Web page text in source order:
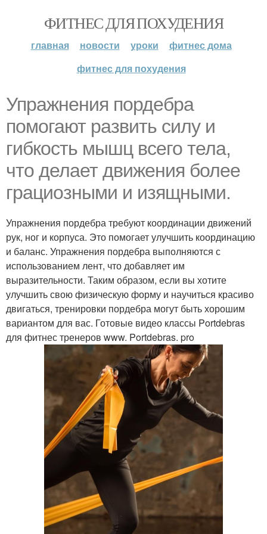
ФИТНЕС ДЛЯ ПОХУДЕНИЯ
главная новости уроки
фитнес дома
фитнес для похудения
Упражнения пордебра
помогают развить силу и
гибкость мышц всего тела,
что делает движения более
грациозными и изящными.
Упражнения пордебра требуют координации движений
рук, ног и корпуса. Это помогает улучшить координацию
и баланс. Упражнения пордебра выполняются с
использованием лент, что добавляет им
выразительности. Таким образом, если вы хотите
улучшить свою физическую форму и научиться красиво
двигаться, тренировки пордебра могут быть хорошим
вариантом для вас. Готовые видео классы Portdebras
для фитнес тренеров www. Portdebras. pro